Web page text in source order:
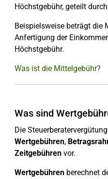
Höchstgebühr, geteilt
Beispielsweise beträgt die
Anfertigung der
Höchstgebühr.
Was ist die Mittelgebühr?
Was sind
Die
Wertgebühren,
Zeitgebühren vor.
Wertgebühren berechnet